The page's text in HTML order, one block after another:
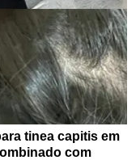
tinea capitis em
com